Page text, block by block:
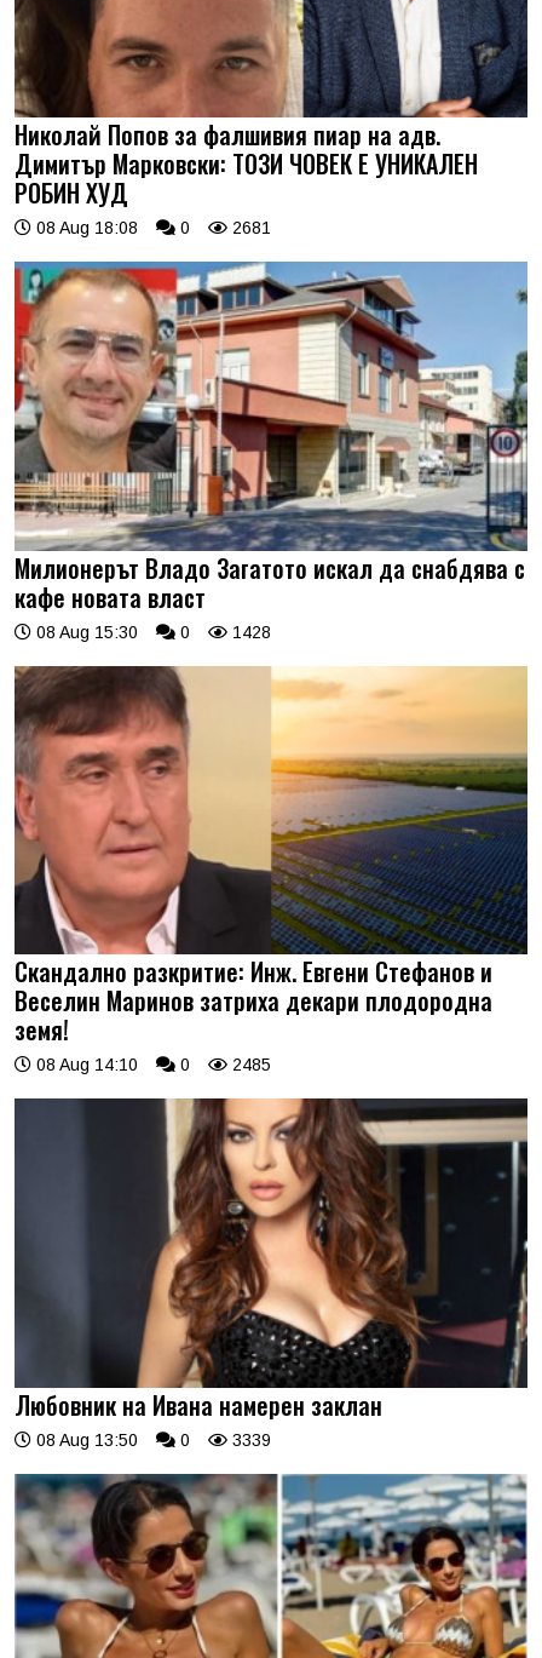
Николай Попов за фалшивия пиар на адв.
Димитър Марковски: ТОЗИ ЧОВЕК Е УНИКАЛЕН
РОБИН ХУД
08 Aug 18:08 0 2681
Милионерът Владо Загатото искал да снабдява с
кафе новата власт
08 Aug 15:30 0 1428
Скандално разкритие: Инж. Евгени Стефанов и
Веселин Маринов затриха декари плодородна
земя!
08 Aug 14:10 0 2485
Любовник на Ивана намерен заклан
08 Aug 13:50 0 3339